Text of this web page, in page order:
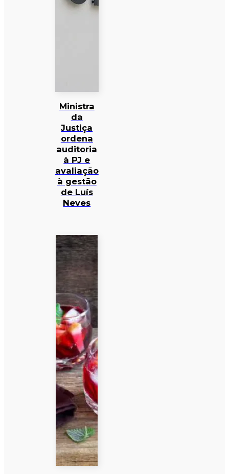
Ministra
da
Justiça
ordena
auditoria
à PJ e
avaliação
à gestão
de Luís
Neves